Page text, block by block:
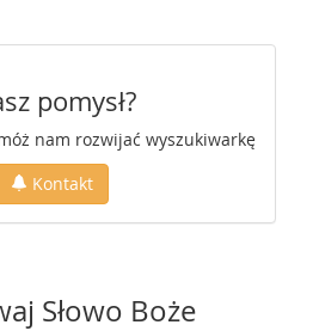
pomysł?
nam rozwijać wyszukiwarkę
Kontakt
Słowo Boże